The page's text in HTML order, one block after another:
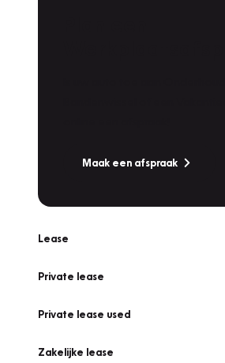
Maak een afspraak
Lease
Private lease
Private lease used
Zakelijke lease